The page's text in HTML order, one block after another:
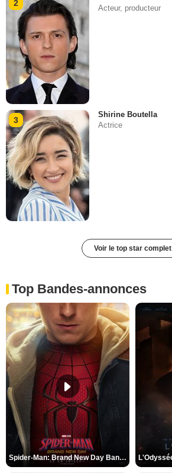
2
Acteur, producteur
3
Shirine Boutella
Actrice
Voir le top star complet
Top Bandes-annonces
Spider-Man: Brand New Day Bande-annonce VO STFR